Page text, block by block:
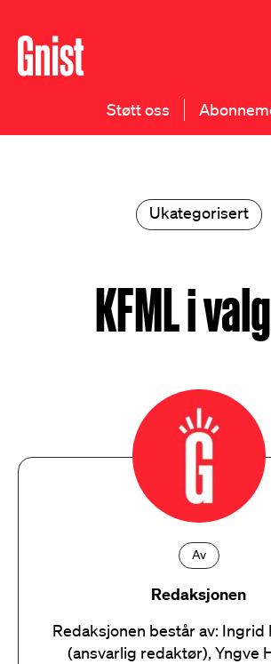
Støtt oss
Ukategorisert
KFML i
Av
Redaksjonen
Redaksjonen består av: Ingrid
(ansvarlig redaktør), Yngve